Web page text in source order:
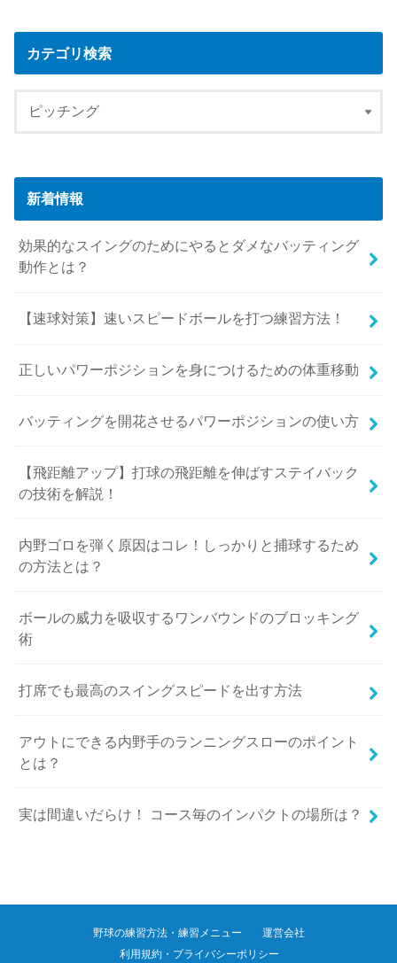
カテゴリ検索
新着情報
効果的なスイングのためにやるとダメなバッティング
動作とは？
【速球対策】速いスピードボールを打つ練習方法！
正しいパワーポジションを身につけるための体重移動
バッティングを開花させるパワーポジションの使い方
【飛距離アップ】打球の飛距離を伸ばすステイバック
の技術を解説！
内野ゴロを弾く原因はコレ！しっかりと捕球するため
の方法とは？
ボールの威力を吸収するワンバウンドのブロッキング
術
打席でも最高のスイングスピードを出す方法
アウトにできる内野手のランニングスローのポイント
とは？
実は間違いだらけ！ コース毎のインパクトの場所は？
野球の練習方法・練習メニュー
運営会社
利用規約・プライバシーポリシー